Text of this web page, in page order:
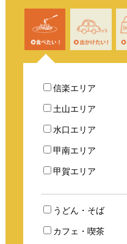
信楽エリア
土山エリア
水口エリア
甲南エリア
甲賀エリア
うどん・そば
カフェ・喫茶